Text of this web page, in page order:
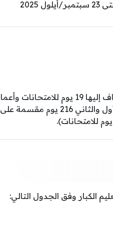
أيلول 2025
إجمالي أيام الدراسة الفعلية للفصلين الأول والثاني 216 يوم مقسمة على
الكبار وفق الجدول التالي: